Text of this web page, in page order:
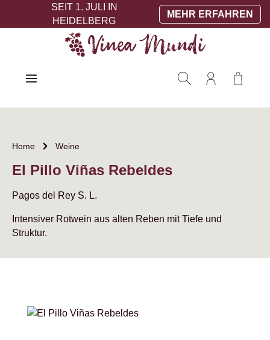
Zum Hauptinhalt springen
SEIT 1. JULI IN
HEIDELBERG
MEHR ERFAHREN
Home Weine
El Pillo Viñas Rebeldes
Pagos del Rey S. L.
Intensiver Rotwein aus alten Reben mit Tiefe und
Struktur.
Bildergalerie überspringen